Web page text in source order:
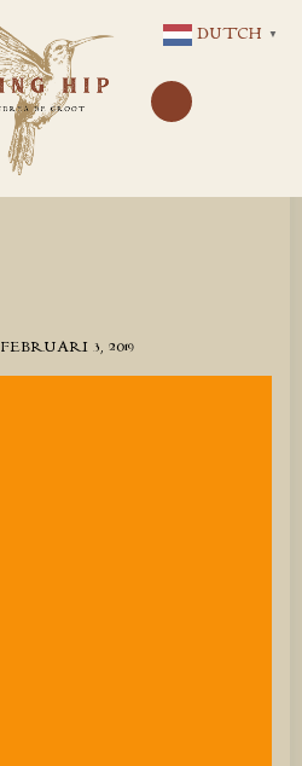
NAAR
DE
INHOUD
FEBRUARI 3, 2019
DUTCH ▼